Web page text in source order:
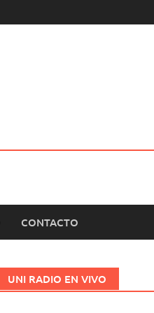
CONTACTO
UNI RADIO EN VIVO